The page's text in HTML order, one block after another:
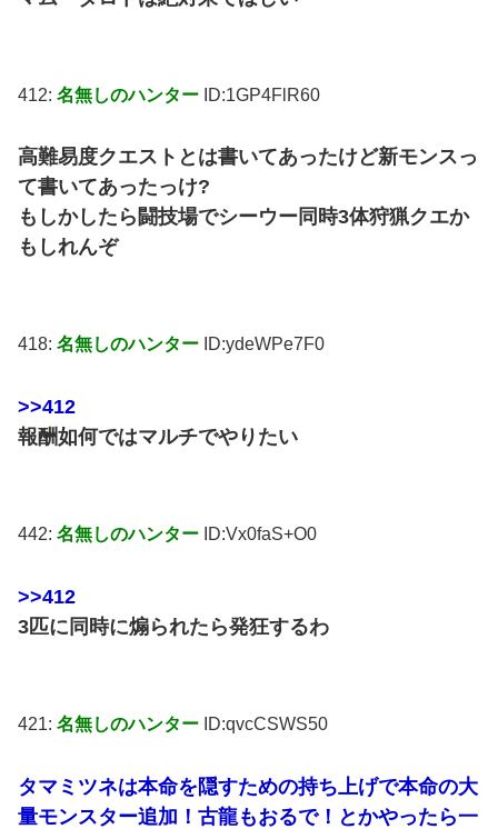
412: 名無しのハンター ID:1GP4FlR60
高難易度クエストとは書いてあったけど新モンスっ
て書いてあったっけ?
もしかしたら闘技場でシーウー同時3体狩猟クエか
もしれんぞ
418: 名無しのハンター ID:ydeWPe7F0
>>412
報酬如何ではマルチでやりたい
442: 名無しのハンター ID:Vx0faS+O0
>>412
3匹に同時に煽られたら発狂するわ
421: 名無しのハンター ID:qvcCSWS50
タマミツネは本命を隠すための持ち上げで本命の大
量モンスター追加！古龍もおるで！とかやったら一